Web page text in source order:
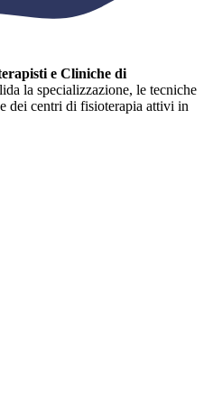
e Cliniche di
la specializzazione, le tecniche
dei centri di fisioterapia attivi in